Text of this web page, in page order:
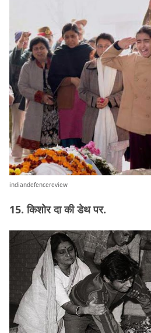
indiandefencereview
15. किशोर दा की डेथ पर.